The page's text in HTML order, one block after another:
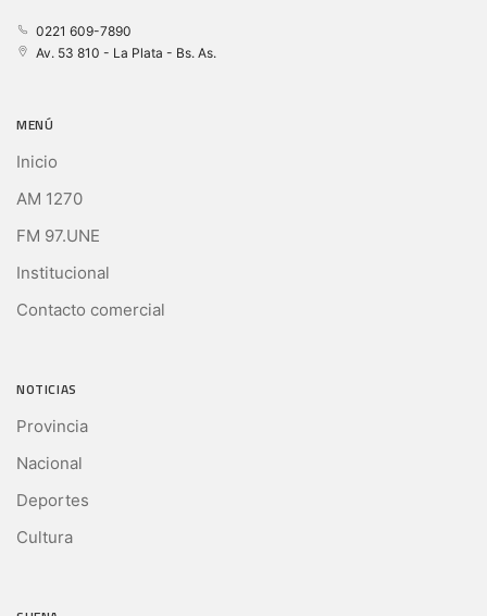
0221 609-7890
Av. 53 810 - La Plata - Bs. As.
MENÚ
Inicio
AM 1270
FM 97.UNE
Institucional
Contacto comercial
NOTICIAS
Provincia
Nacional
Deportes
Cultura